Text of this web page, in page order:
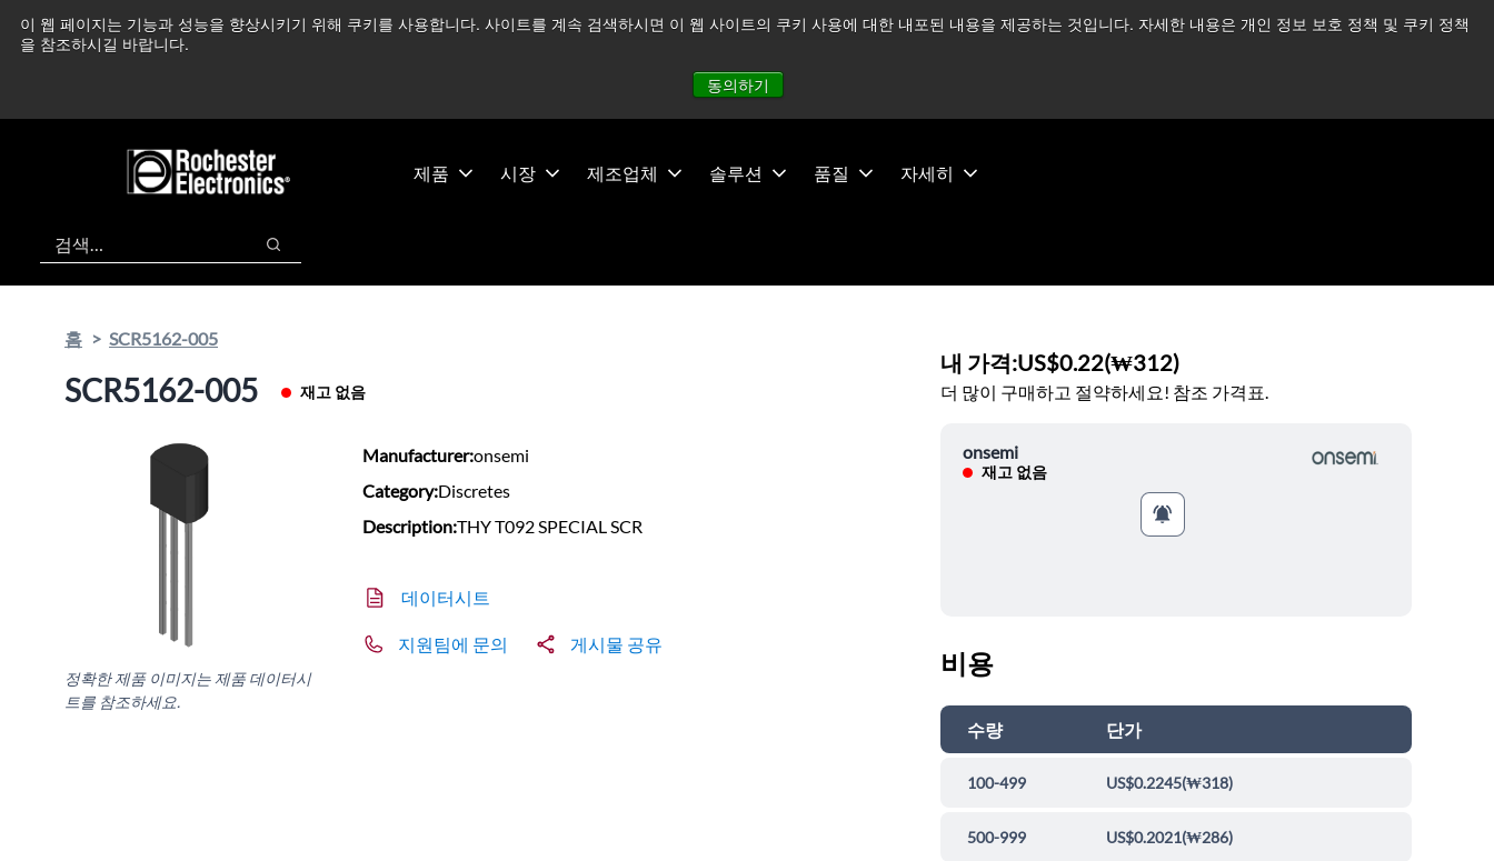
이 웹 페이지는 기능과 성능을 향상시키기 위해 쿠키를 사용합니다. 사이트를 계속 검색하시면 이 웹 사이트의 쿠키 사용에 대한 내포된 내용을 제공하는 것입니다. 자세한 내용은 개인 정보 보호 정책 및 쿠키 정책
을 참조하시길 바랍니다.
동의하기
츠
건
중동 지역 상황을 지속적으로 주시하고 있으며, 모든 서비스는 정상적으로 운영되고 있습니다. 더 읽어보기 →
제품 시장 제조업체 솔루션 품질 자세히
검색
검색
홈 SCR5162-005
SCR5162-005 재고 없음
정확한 제품 이미지는 제품 데이터시
트를 참조하세요.
Manufacturer:onsemi
Category:Discretes
Description:THY T092 SPECIAL SCR
데이터시트
지원팀에 문의 게시물 공유
내 가격:US$0.22(₩312)
더 많이 구매하고 절약하세요! 참조 가격표.
onsemi
재고 없음
비용
수량 단가
100-499 US$0.2245(₩318)
500-999 US$0.2021(₩286)